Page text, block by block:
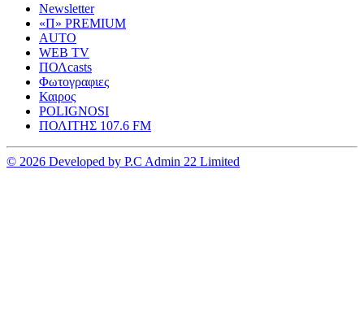
Newsletter
«Π» PREMIUM
AUTO
WEB TV
ΠΟΛcasts
Φωτογραφιες
Καιρος
POLIGNOSI
ΠΟΛΙΤΗΣ 107.6 FM
© 2026 Developed by P.C Admin 22 Limited